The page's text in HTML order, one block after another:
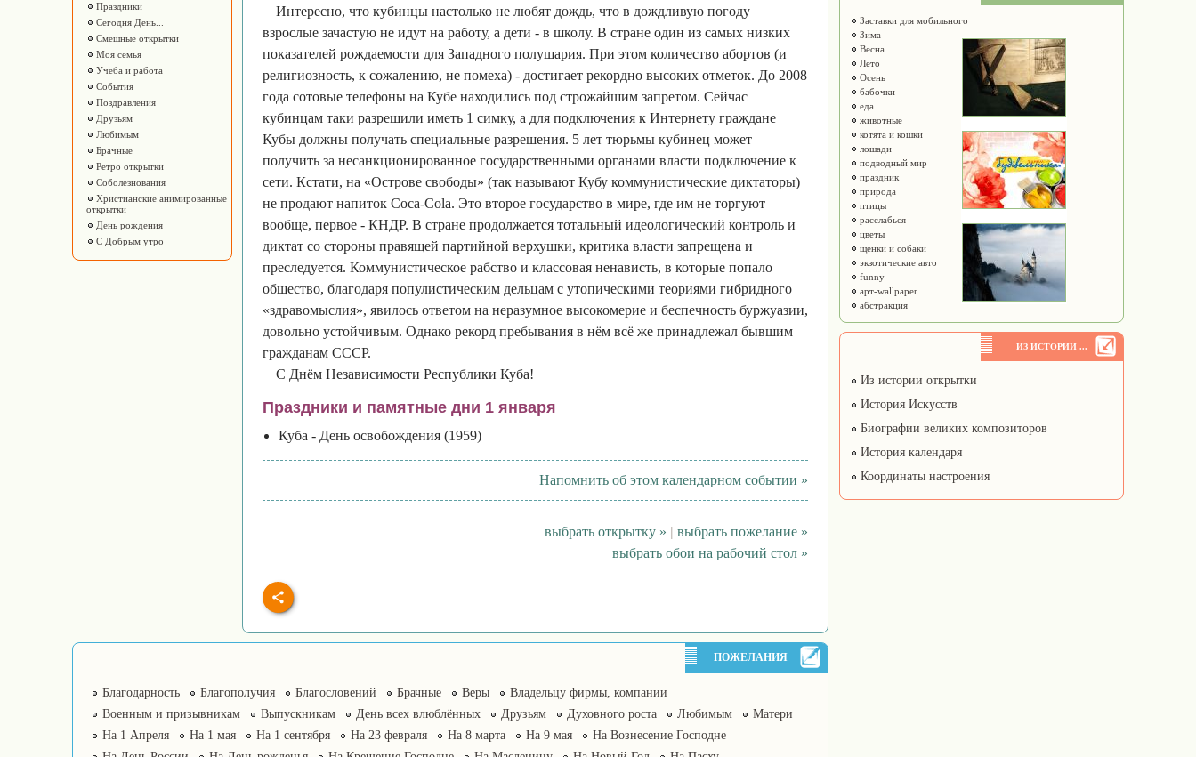
Праздники
Сегодня День...
Смешные открытки
Моя семья
Учёба и работа
События
Поздравления
Друзьям
Любимым
Брачные
Ретро открытки
Соболезнования
Христианские анимированные
открытки
День рождения
С Добрым утро
Интересно, что кубинцы настолько не любят дождь, что в дождливую погоду
взрослые зачастую не идут на работу, а дети - в школу. В стране один из самых низких
показателей рождаемости для Западного полушария. При этом количество абортов (и
религиозность, к сожалению, не помеха) - достигает рекордно высоких отметок. До 2008
года сотовые телефоны на Кубе находились под строжайшим запретом. Сейчас
кубинцам таки разрешили иметь 1 симку, а для подключения к Интернету граждане
Кубы должны получать специальные разрешения. 5 лет тюрьмы кубинец может
получить за несанкционированное государственными органами власти подключение к
сети. Кстати, на «Острове свободы» (так называют Кубу коммунистические диктаторы)
не продают напиток Coca-Cola. Это второе государство в мире, где им не торгуют
вообще, первое - КНДР. В стране продолжается тотальный идеологический контроль и
диктат со стороны правящей партийной верхушки, критика власти запрещена и
преследуется. Коммунистическое рабство и классовая ненависть, в которые попало
общество, благодаря популистическим дельцам с утопическими теориями гибридного
«здравомыслия», явилось ответом на неразумное высокомерие и беспечность буржуазии,
довольно устойчивым. Однако рекорд пребывания в нём всё же принадлежал бывшим
гражданам СССР.
С Днём Независимости Республики Куба!
Праздники и памятные дни 1 января
Куба - День освобождения (1959)
Напомнить об этом календарном событии »
выбрать открытку » | выбрать пожелание »
выбрать обои на рабочий стол »
ПОЖЕЛАНИЯ
Благодарность Благополучия Благословений Брачные Веры
Владельцу фирмы, компании
Военным и призывникам
Выпускникам День всех влюблённых Друзьям Духовного роста Любимым
Матери
На 1 Апреля
На 1 мая На 1 сентября На 23 февраля На 8 марта На 9 мая
На Вознесение Господне
Заставки для мобильного
Зима
Весна
Лето
Осень
бабочки
еда
животные
котята и кошки
лошади
подводный мир
праздник
природа
птицы
расслабься
цветы
щенки и собаки
экзотические авто
funny
арт-wallpaper
абстракция
ИЗ ИСТОРИИ ...
Из истории открытки
История Искусств
Биографии великих композиторов
История календаря
Координаты настроения